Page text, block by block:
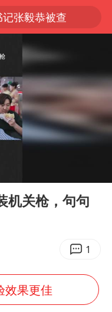
张毅恭被查
全球首个长时储能一体化产业园量产
陈垣宇0-3张禹珍 国乒男单全军覆没
中巨芯：上半年归母净利润1405.77万元
名创优品回应女子吐槽内裤质量差
动有色板块大涨
式
机关枪，句句
1
效果更佳